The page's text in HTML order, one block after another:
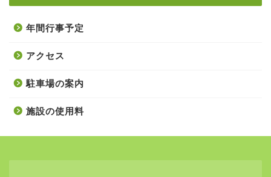
年間行事予定
アクセス
駐車場の案内
施設の使用料